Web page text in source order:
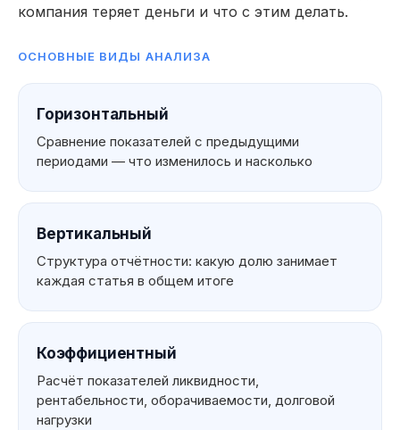
компания теряет деньги и что с этим делать.
ОСНОВНЫЕ ВИДЫ АНАЛИЗА
Горизонтальный
Сравнение показателей с предыдущими
периодами — что изменилось и насколько
Вертикальный
Структура отчётности: какую долю занимает
каждая статья в общем итоге
Коэффициентный
Расчёт показателей ликвидности,
рентабельности, оборачиваемости, долговой
нагрузки